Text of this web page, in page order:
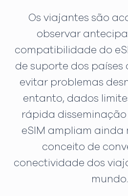
Os viajantes são
observar
compatibilidade do
de suporte dos países
evitar problemas
entanto, dados
rápida
eSIM ampliam ainda
conceito de
conectividade dos
mundo.